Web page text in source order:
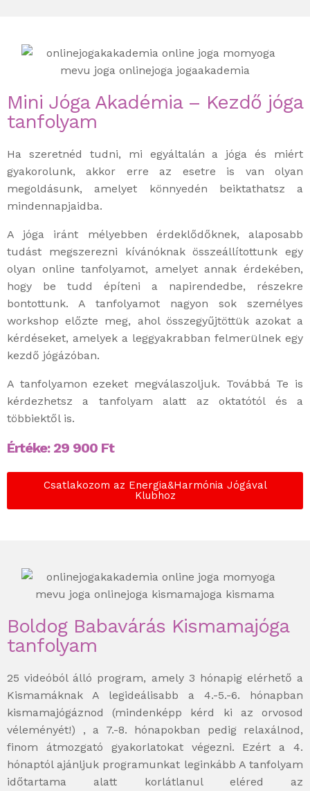
Mini Jóga Akadémia – Kezdő jóga
tanfolyam
Ha szeretnéd tudni, mi egyáltalán a jóga és miért
gyakorolunk, akkor erre az esetre is van olyan
megoldásunk, amelyet könnyedén beiktathatsz a
mindennapjaidba.
A jóga iránt mélyebben érdeklődőknek, alaposabb
tudást megszerezni kívánóknak összeállítottunk egy
olyan online tanfolyamot, amelyet annak érdekében,
hogy be tudd építeni a napirendedbe, részekre
bontottunk. A tanfolyamot nagyon sok személyes
workshop előzte meg, ahol összegyűjtöttük azokat a
kérdéseket, amelyek a leggyakrabban felmerülnek egy
kezdő jógázóban.
A tanfolyamon ezeket megválaszoljuk. Továbbá Te is
kérdezhetsz a tanfolyam alatt az oktatótól és a
többiektől is.
Értéke: 29 900 Ft
Csatlakozom az Energia&Harmónia Jógával
Klubhoz
Boldog Babavárás Kismamajóga
tanfolyam
25 videóból álló program, amely 3 hónapig elérhető a
Kismamáknak A legideálisabb a 4.-5.-6. hónapban
kismamajógáznod (mindenképp kérd ki az orvosod
véleményét!) , a 7.-8. hónapokban pedig relaxálnod,
finom átmozgató gyakorlatokat végezni. Ezért a 4.
hónaptól ajánljuk programunkat leginkább A tanfolyam
időtartama alatt korlátlanul eléred az